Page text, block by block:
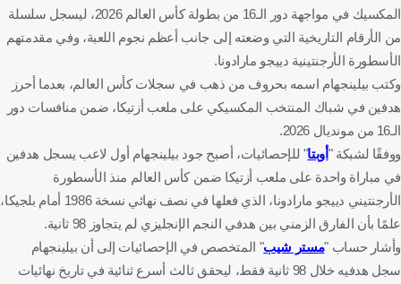
المكسيك في مواجهة دور الـ16 من بطولة كأس العالم 2026، ليسجل سلسلة
من الأرقام التاريخية التي وضعته إلى جانب أعظم نجوم اللعبة، وفي مقدمتهم
الأسطورة الأرجنتينية دييجو مارادونا.
وكتب بيلينجهام اسمه بحروف من ذهب في سجلات كأس العالم، بعدما أحرز
هدفين في شباك المنتخب المكسيكي على ملعب أزتيكا، ضمن منافسات دور
الـ16 من مونديال 2026.
ووفقًا لشبكة "أوبتا" للإحصائيات، أصبح جود بيلينجهام أول لاعب يسجل هدفين
في مباراة واحدة على ملعب أزتيكا ضمن كأس العالم منذ الأسطورة
الأرجنتيني دييجو مارادونا، الذي فعلها في نصف نهائي نسخة 1986 أمام بلجيكا،
علمًا بأن الفارق الزمني بين هدفي النجم الإنجليزي لم يتجاوز 98 ثانية.
وأشار حساب "مستر شيب" المتخصص في الإحصائيات إلى أن بيلينجهام
سجل هدفيه خلال 98 ثانية فقط، ليحقق ثالث أسرع ثنائية في تاريخ نهائيات